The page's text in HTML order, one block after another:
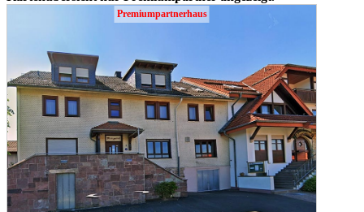
Premiumpartnerhaus